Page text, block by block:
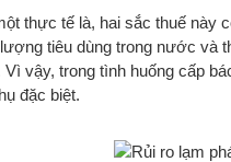
thực tế là, hai sắc thuế này
tiêu dùng trong nước và
Vì vậy, trong tình huống cấp
đặc biệt.